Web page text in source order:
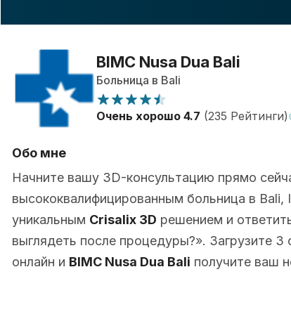
BIMC Nusa Dua Bali
Больница в Bali
Очень хорошо 4.7 (235 Рейтинги)
Обо мне
Начните вашу 3D-консультацию прямо
высококвалифицированным больница в Bali,
уникальным Crisalix 3D решением и
выглядеть после процедуры?». Загрузите
онлайн и BIMC Nusa Dua Bali получите ваш